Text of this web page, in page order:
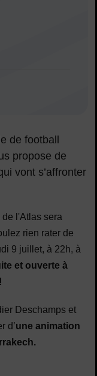
de football
propose de
vont s’affronter
de l'Atlas sera
rien rater de
9 juillet, à 22h, à
et ouverte à
Deschamps et
d’une animation